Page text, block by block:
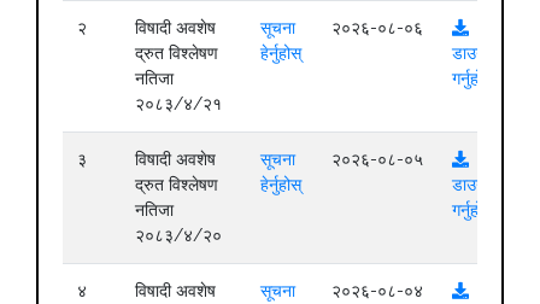
२
विषादी अवशेष
द्रुत विश्लेषण
नतिजा
२०८३/४/२१
सूचना
हेर्नुहोस्
२०२६-०८-०६
डाउनलोड
गर्नुहोस्
३
विषादी अवशेष
द्रुत विश्लेषण
नतिजा
२०८३/४/२०
सूचना
हेर्नुहोस्
२०२६-०८-०५
डाउनलोड
गर्नुहोस्
४
विषादी अवशेष
सूचना
२०२६-०८-०४